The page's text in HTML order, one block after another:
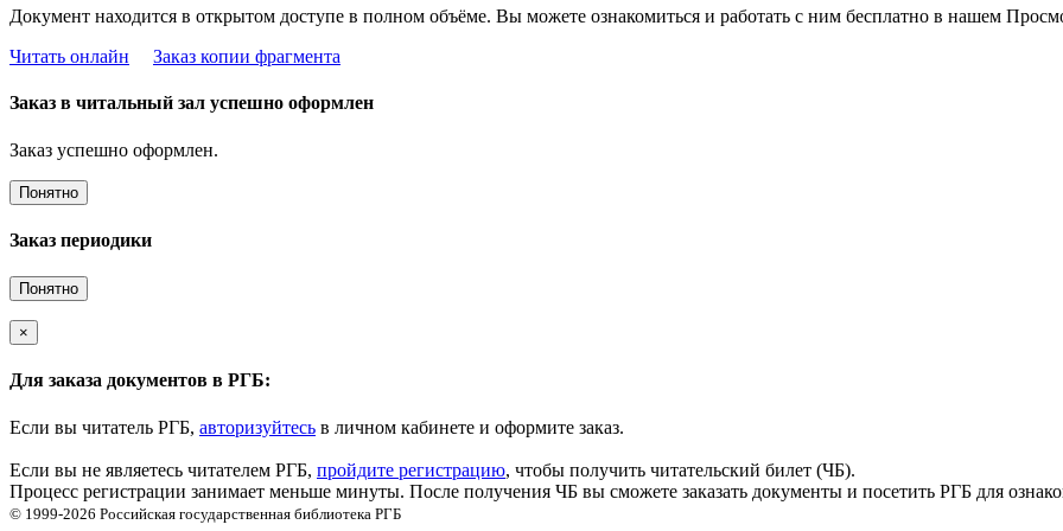
Документ находится в открытом доступе в полном объёме. Вы можете ознакомиться и работать с ним бесплатно в нашем
Читать онлайн
Заказ копии фрагмента
Заказ в читальный зал успешно оформлен
Заказ успешно оформлен.
Понятно
Заказ периодики
Понятно
×
Для заказа документов в РГБ:
Если вы читатель РГБ, авторизуйтесь в личном кабинете и оформите заказ.
Если вы не являетесь читателем РГБ, пройдите регистрацию, чтобы получить читательский билет (ЧБ).
Процесс регистрации занимает меньше минуты. После получения ЧБ вы сможете заказать документы и посетить РГБ для
© 1999-2026 Российская государственная библиотека РГБ